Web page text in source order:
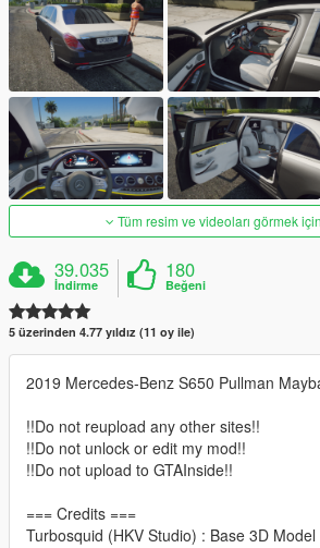
Tüm resim ve videoları görmek
39.035
İndirme
180
Beğeni
5 üzerinden 4.77 yıldız (11 oy ile)
2019 Mercedes-Benz S650 Pullman
!!Do not reupload any other sites!!
!!Do not unlock or edit my mod!!
!!Do not upload to GTAInside!!
=== Credits ===
Turbosquid (HKV Studio) : Base 3D Model